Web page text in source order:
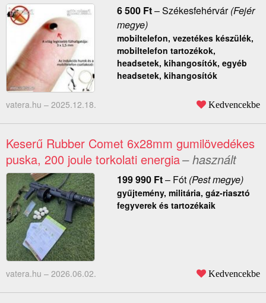
6 500 Ft–Székesfehérvár(Fejér
megye)
mobiltelefon, vezetékes készülék,
mobiltelefon tartozékok,
headsetek, kihangosítók, egyéb
headsetek, kihangosítók
vatera.hu – 2025.12.18. Kedvencekbe
Keserű Rubber Comet 6x28mm gumilövedékes
puska, 200 joule torkolati energia– használt
199 990 Ft– Fót(Pest megye)
gyűjtemény, militária, gáz-riasztó
fegyverek és tartozékaik
vatera.hu – 2026.06.02. Kedvencekbe